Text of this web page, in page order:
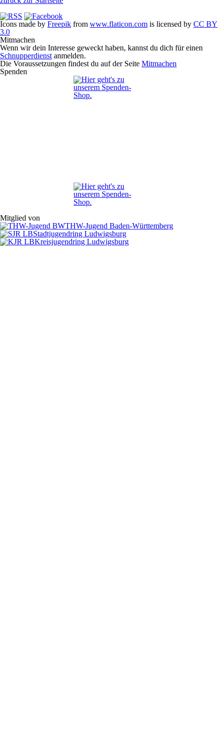
Icons made by Freepik from www.flaticon.com is licensed by CC BY
3.0
Mitmachen
Wenn wir dein Interesse geweckt haben, kannst du dich für einen
Schnupperdienst anmelden.
Die Voraussetzungen findest du auf der Seite Mitmachen
Spenden
Mitglied von
THW-Jugend Baden-Württemberg
Stadtjugendring Ludwigsburg
Kreisjugendring Ludwigsburg